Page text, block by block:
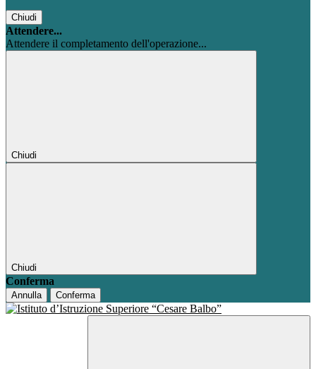
Chiudi
Attendere...
Attendere il completamento dell'operazione...
Chiudi
Chiudi
Conferma
Annulla Conferma